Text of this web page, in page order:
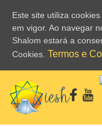
Este site utiliza
em vigor. Ao navegar
Shalom estará a
Cookies. Termos e